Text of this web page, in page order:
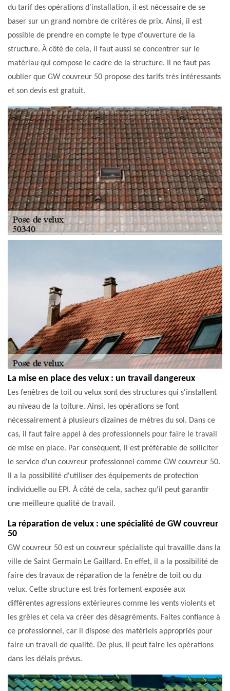
du tarif des opérations d'installation, il est nécessaire de se
baser sur un grand nombre de critères de prix. Ainsi, il est
possible de prendre en compte le type d'ouverture de la
structure. À côté de cela, il faut aussi se concentrer sur le
matériau qui compose le cadre de la structure. Il ne faut pas
oublier que GW couvreur 50 propose des tarifs très intéressants
et son devis est gratuit.
La mise en place des velux : un travail dangereux
Les fenêtres de toit ou velux sont des structures qui s'installent
au niveau de la toiture. Ainsi, les opérations se font
nécessairement à plusieurs dizaines de mètres du sol. Dans ce
cas, il faut faire appel à des professionnels pour faire le travail
de mise en place. Par conséquent, il est préférable de solliciter
le service d'un couvreur professionnel comme GW couvreur 50.
Il a la possibilité d'utiliser des équipements de protection
individuelle ou EPI. À côté de cela, sachez qu'il peut garantir
une meilleure qualité de travail.
La réparation de velux : une spécialité de GW couvreur
50
GW couvreur 50 est un couvreur spécialiste qui travaille dans la
ville de Saint Germain Le Gaillard. En effet, il a la possibilité de
faire des travaux de réparation de la fenêtre de toit ou du
velux. Cette structure est très fortement exposée aux
différentes agressions extérieures comme les vents violents et
les grêles et cela va créer des désagréments. Faites confiance à
ce professionnel, car il dispose des matériels appropriés pour
faire un travail de qualité. De plus, il peut faire les opérations
dans les délais prévus.